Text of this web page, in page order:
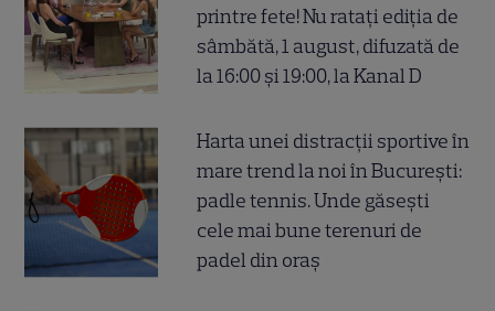
printre fete! Nu ratați ediția de
sâmbătă, 1 august, difuzată de
la 16:00 și 19:00, la Kanal D
Harta unei distracții sportive în
mare trend la noi în București:
padle tennis. Unde găsești
cele mai bune terenuri de
padel din oraș